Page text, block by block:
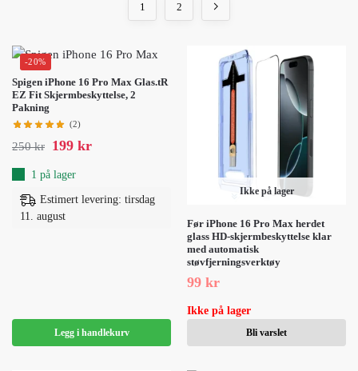
1 2
-20%
Spigen iPhone 16 Pro Max Glas.tR
EZ Fit Skjermbeskyttelse, 2
Pakning
(2)
250kr 199 kr
1 på lager
Estimert levering: tirsdag
11. august
Legg i handlekurv
Ikke på lager
Før iPhone 16 Pro Max herdet
glass HD-skjermbeskyttelse klar
med automatisk
støvfjerningsverktøy
99 kr
Ikke på lager
Bli varslet